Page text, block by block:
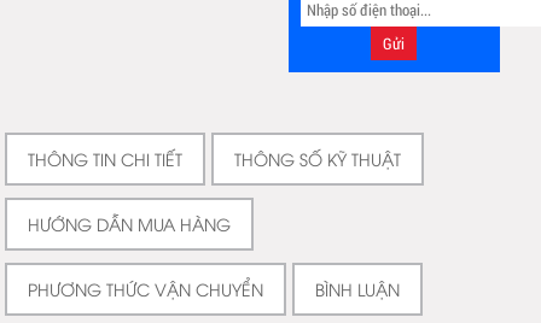
THÔNG TIN CHI TIẾT THÔNG SỐ KỸ THUẬT
HƯỚNG DẪN MUA HÀNG
PHƯƠNG THỨC VẬN CHUYỂN BÌNH LUẬN